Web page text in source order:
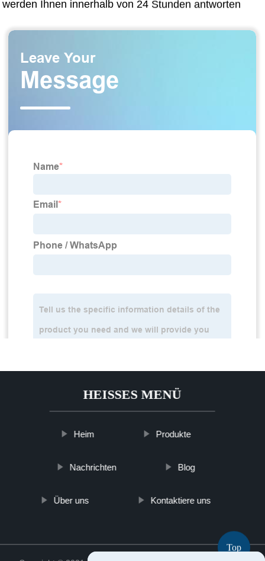
werden Ihnen innerhalb von 24 Stunden antworten
HEISSES MENÜ
Heim Produkte
Nachrichten Blog
Über uns Kontaktiere uns
Top